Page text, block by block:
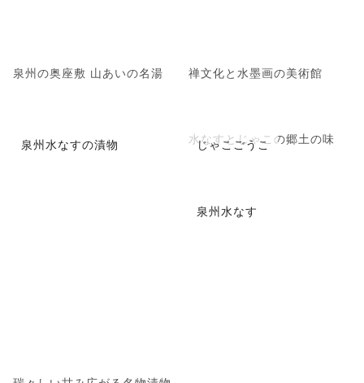
泉州の奥座敷 山あいの名湯 禅文化と水墨画の美術館
泉州水なすの漬物 じゃこごうこ
水なすとじゃこの郷土の味
泉州水なす